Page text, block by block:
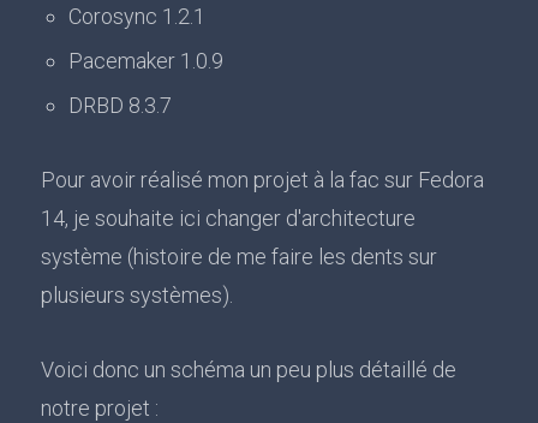
Corosync 1.2.1
Pacemaker 1.0.9
DRBD 8.3.7
Pour avoir réalisé mon projet à la fac sur Fedora
14, je souhaite ici changer d'architecture
système (histoire de me faire les dents sur
plusieurs systèmes).
Voici donc un schéma un peu plus détaillé de
notre projet :